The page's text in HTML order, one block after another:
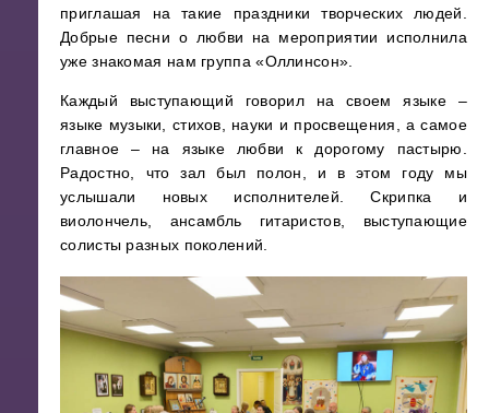
приглашая на такие праздники творческих людей.
Добрые песни о любви на мероприятии исполнила
уже знакомая нам группа «Оллинсон».
Каждый выступающий говорил на своем языке –
языке музыки, стихов, науки и просвещения, а самое
главное – на языке любви к дорогому пастырю.
Радостно, что зал был полон, и в этом году мы
услышали новых исполнителей. Скрипка и
виолончель, ансамбль гитаристов, выступающие
солисты разных поколений.